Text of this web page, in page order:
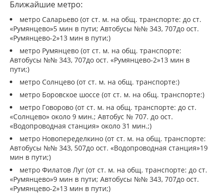
Ближайшие метро:
метро Саларьево (от ст. м. на общ. транспорте: до ст.
«Румянцево»5 мин в пути; Автобусы №№ 343, 707до ост.
«Румянцево-2»13 мин в пути;)
метро Румянцево (от ст. м. на общ. транспорте:
Автобусы №№ 343, 707до ост. «Румянцево-2»13 мин в
пути;)
метро Солнцево (от ст. м. на общ. транспорте:)
метро Боровское шоссе (от ст. м. на общ. транспорте:)
метро Говорово (от ст. м. на общ. транспорте: до ст.
«Солнцево» около 9 мин.; Автобус № 707. до ост.
«Водопроводная станция» около 31 мин.;)
метро Новопеределкино (от ст. м. на общ. транспорте:
Автобусы №№ 343, 507до ост. «Водопроводная станция»19
мин в пути;)
метро Филатов Луг (от ст. м. на общ. транспорте: до ст.
«Румянцево»9 мин в пути; Автобусы №№ 343, 707до ост.
«Румянцево-2»13 мин в пути;)